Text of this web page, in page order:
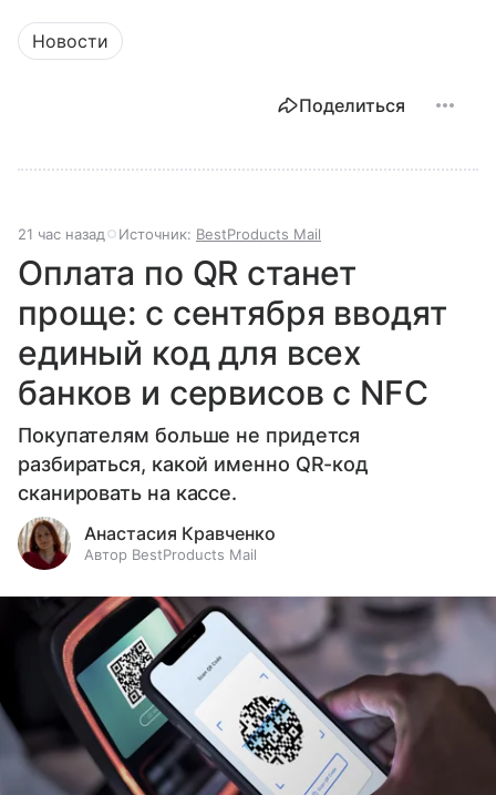
Новости
Поделиться
21 час назад Источник: BestProducts Mail
Оплата по QR станет
проще: с сентября вводят
единый код для всех
банков и сервисов с NFC
Покупателям больше не придется
разбираться, какой именно QR-код
сканировать на кассе.
Анастасия Кравченко
Автор BestProducts Mail